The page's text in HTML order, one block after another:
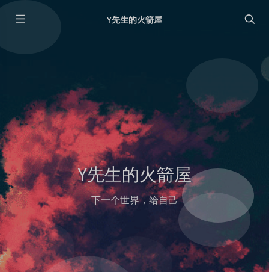
Y先生的火箭屋
Y先生的火箭屋
下一个世界，给自己